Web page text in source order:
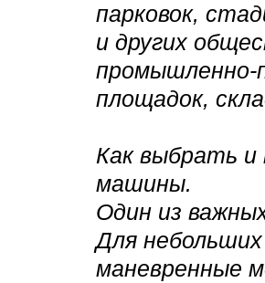
парковок,
и других
промышленно-
площадок,
Как выбрать и
машины.
Один из
Для
маневренные